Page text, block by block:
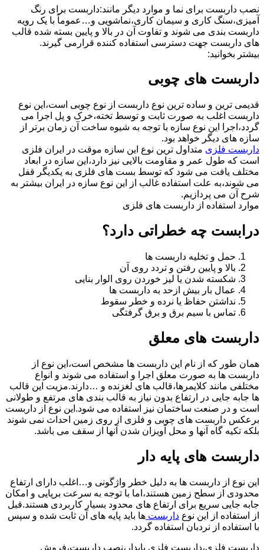
نصب داربست برای نما و موارد دیگر مانند:داربست برای رنگ
آمیزی،سنگ کاری و سیمان کاری،نماشویی و…عموماً با یک رویه
داربست بندی می شوند و تفاوت آن در بالا و پایین بسته شده قالب
های داربست جهت دسترسی استفاده کننده قرارمی گیرند.
بیشتر بخوانید:
داربست های چوبی
قدیمی ترین و ساده ترین نوع داربست از نوع چوبی است،این نوع
داربست اغلب به صورت ثابت و توسط تخته،خرک و پل اجرا می
گردد،اجرا این نوع سازه با توجه به شیوه ساخت آن زمان برتر از
سازه های دیگر خواهد بود.
داربست فلزی متداول ترین نوع این سازه موقت در ایران فلزی
است که طول عمر و مقاومت بالایی نیز دارد،این سازه در ابعاد
مختلف یافت می شود که توسط بست های فلزی به یکدیگر قفل
می شوند،به علت استفاده غالب از این نوع سازه در ایران بیشتر به
شرح آن می پردازیم.
موارد استفاده از داربست های فلزی
درابست چه خطراتی دارد؟
حمل و تخلیه داربست ها
بالا و پایین رفتن و تردد روی آن
شکسته شدن یا لیز خوردن روی الوار بنایی
عمال بار بیش ازحد به داربست ها
نداشتن حفاظ یا نرده و خطر سقوط
تماس با سیم برق و برق گرفتگی
داربست های معلق
همان طور که از نام این داربست ها مشخص است،این نوع از
داربست ها به صورت معلق اجرا و استفاده می شوند و انواع
مختلفی مانند کلایمرها،قالب های لغزنده و …دارند.مزیت این قالب
ها جابه جایی در ارتفاع بدون نیاز به قالب بندی های مرتفع و طولانی
است و در صنعت ساختمان نیز استفاده می شود.این نوع از داربست
برعکس داربست های چوبی و فلزی از روی زمین احداث نمی شوند
بلکه تکیه گاه آنها و محل آویزان شدن آنها از سقف می باشد.
داربست های پایه دار
این نوع از داربست ها به دلیل خطر واژگونی و…اغلب دارای ارتفاع
محدودی از سطح زمین هستند،اما با توجه به سرعت برپایی و امکان
جابه جایی سریع برای ارتفاع های محدود بسیار کاربردی هستند.قبل
از استفاده از این نوع داربست ها باید پایه های آن ثابت شده و سپس
با استفاده از نردبان استفاده گردد.
داربست فلزی،داربست فلزی پایدار،نصب داربست،فروش